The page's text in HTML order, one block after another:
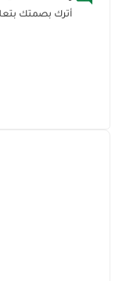
أترك بصمتك